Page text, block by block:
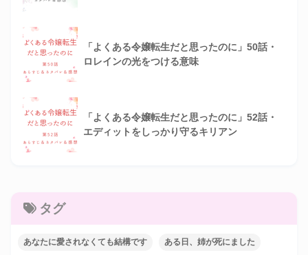
「よくある令嬢転生だと思ったのに」50話・
ロレインの光をつける意味
「よくある令嬢転生だと思ったのに」52話・
エディットをしっかり守るキリアン
タグ
あなたに愛されなくても結構です ある日、姉が死にました